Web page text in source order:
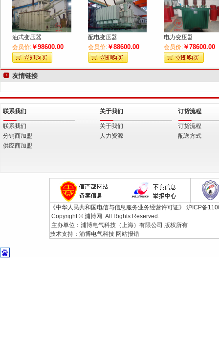
油式变压器
会员价:￥98600.00
配电变压器
会员价:￥88600.00
电力变压器
会员价: ￥78600.00
友情链接
联系我们
联系我们
分销商加盟
供应商加盟
关于我们
关于我们
人力资源
订货流程
订货流程
配送方式
《中华人民共和国电信与信息服务业务经营许可证》 沪ICP备
Copyright © 浦博网. All Rights Reserved.
主办单位：浦博电气科技（上海）有限公司 版权所有
技术支持： 浦博电气科技 网站报错